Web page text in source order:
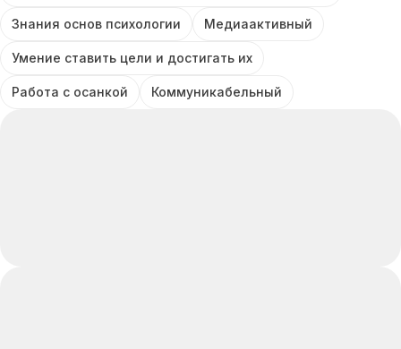
Знания основ психологии Медиаактивный
Умение ставить цели и достигать их
Работа с осанкой Коммуникабельный